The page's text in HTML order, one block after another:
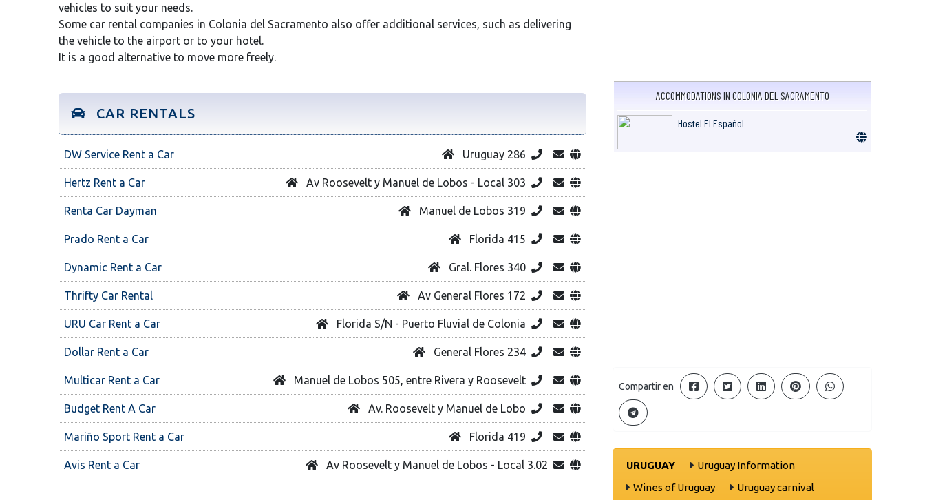
vehicles to suit your needs.
Some car rental companies in Colonia del Sacramento also offer additional services, such as delivering
the vehicle to the airport or to your hotel.
It is a good alternative to move more freely.
CAR RENTALS
DW Service Rent a Car Uruguay 286
Hertz Rent a Car Av Roosevelt y Manuel de Lobos - Local 303
Renta Car Dayman Manuel de Lobos 319
Prado Rent a Car Florida 415
Dynamic Rent a Car Gral. Flores 340
Thrifty Car Rental Av General Flores 172
URU Car Rent a Car Florida S/N - Puerto Fluvial de Colonia
Dollar Rent a Car General Flores 234
Multicar Rent a Car Manuel de Lobos 505, entre Rivera y Roosevelt
Budget Rent A Car Av. Roosevelt y Manuel de Lobo
Mariño Sport Rent a Car Florida 419
Avis Rent a Car Av Roosevelt y Manuel de Lobos - Local 3.02
ACCOMMODATIONS IN COLONIA DEL SACRAMENTO
Hostel El Español
Compartir en
URUGUAY
Uruguay Information
Wines of Uruguay
Uruguay carnival